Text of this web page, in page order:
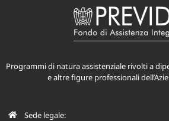
Programmi di natura assistenziale rivolti a
e altre figure professionali
Sede legale: